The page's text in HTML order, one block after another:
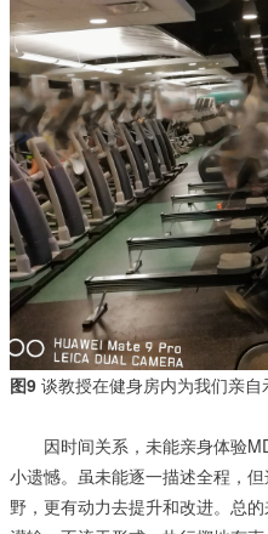
图9 谈教授在健身房内为我们亲自
因时间关系，未能亲身体验
小遗憾。虽未能逐一描述全程，
野，更有动力去提升和改进。总